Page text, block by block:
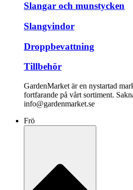
Slangar och munstycken
Slangvindor
Droppbevattning
Tillbehör
GardenMarket är en nystartad
fortfarande på vårt sortiment.
info@gardenmarket.se
Frö